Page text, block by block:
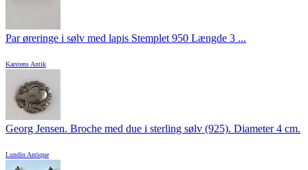
Par øreringe i sølv med lapis Stemplet 950 Længde 3 ...
Karstens Antik
Georg Jensen. Broche med due i sterling sølv (925). Diameter 4 cm.
Lundin Antique